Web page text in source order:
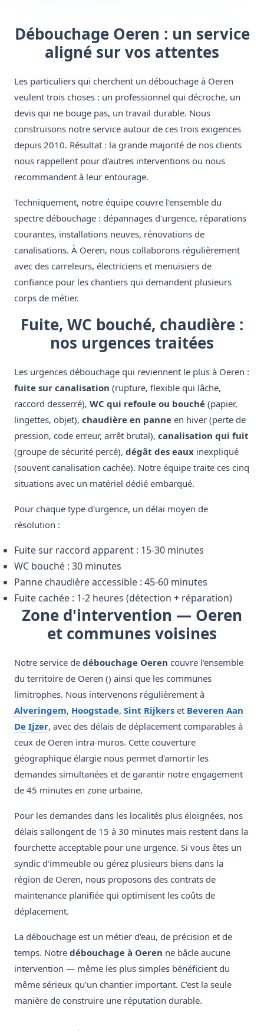
Débouchage Oeren : un service
aligné sur vos attentes
Les particuliers qui cherchent un débouchage à Oeren
veulent trois choses : un professionnel qui décroche, un
devis qui ne bouge pas, un travail durable. Nous
construisons notre service autour de ces trois exigences
depuis 2010. Résultat : la grande majorité de nos clients
nous rappellent pour d'autres interventions ou nous
recommandent à leur entourage.
Techniquement, notre équipe couvre l'ensemble du
spectre débouchage : dépannages d'urgence, réparations
courantes, installations neuves, rénovations de
canalisations. À Oeren, nous collaborons régulièrement
avec des carreleurs, électriciens et menuisiers de
confiance pour les chantiers qui demandent plusieurs
corps de métier.
Fuite, WC bouché, chaudière :
nos urgences traitées
Les urgences débouchage qui reviennent le plus à Oeren :
fuite sur canalisation (rupture, flexible qui lâche,
raccord desserré), WC qui refoule ou bouché (papier,
lingettes, objet), chaudière en panne en hiver (perte de
pression, code erreur, arrêt brutal), canalisation qui fuit
(groupe de sécurité percé), dégât des eaux inexpliqué
(souvent canalisation cachée). Notre équipe traite ces cinq
situations avec un matériel dédié embarqué.
Pour chaque type d'urgence, un délai moyen de
résolution :
Fuite sur raccord apparent : 15-30 minutes
WC bouché : 30 minutes
Panne chaudière accessible : 45-60 minutes
Fuite cachée : 1-2 heures (détection + réparation)
Zone d'intervention — Oeren
et communes voisines
Notre service de débouchage Oeren couvre l'ensemble
du territoire de Oeren () ainsi que les communes
limitrophes. Nous intervenons régulièrement à
Alveringem, Hoogstade, Sint Rijkers et Beveren Aan
De Ijzer, avec des délais de déplacement comparables à
ceux de Oeren intra-muros. Cette couverture
géographique élargie nous permet d'amortir les
demandes simultanées et de garantir notre engagement
de 45 minutes en zone urbaine.
Pour les demandes dans les localités plus éloignées, nos
délais s'allongent de 15 à 30 minutes mais restent dans la
fourchette acceptable pour une urgence. Si vous êtes un
syndic d'immeuble ou gérez plusieurs biens dans la
région de Oeren, nous proposons des contrats de
maintenance planifiée qui optimisent les coûts de
déplacement.
La débouchage est un métier d'eau, de précision et de
temps. Notre débouchage à Oeren ne bâcle aucune
intervention — même les plus simples bénéficient du
même sérieux qu'un chantier important. C'est la seule
manière de construire une réputation durable.